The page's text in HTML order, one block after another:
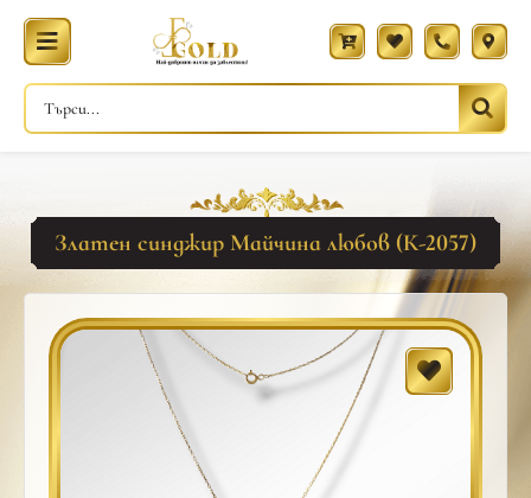
Златен синджир Майчина любов (К-2057)